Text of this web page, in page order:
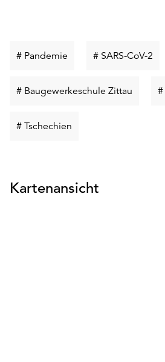
# Pandemie Schlüsselwort
# SARS-CoV-2
# Baugewerkeschule Zittau
#
# Tschechien
Kartenansicht